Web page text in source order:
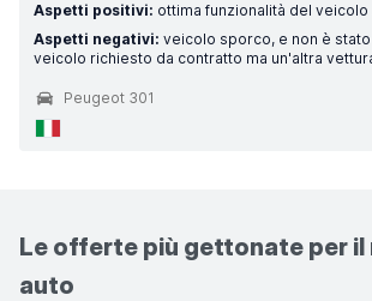
Aspetti positivi: ottima funzionalità del veicolo
Aspetti negativi: veicolo sporco, e non è
veicolo richiesto da contratto ma un'altra
Peugeot 301
Le offerte più gettonate per il
auto